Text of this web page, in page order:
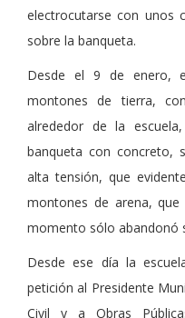
electrocutarse con unos
sobre la banqueta.
Desde el 9 de enero,
montones de tierra,
alrededor de la
banqueta con concreto,
alta tensión, que
montones de arena,
momento sólo abandonó
Desde ese día la
petición al Presidente
Civil y a Obras